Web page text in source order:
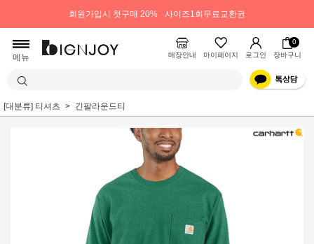
회원가입시 첫구매 20% 사이즈1회무료교환권
메뉴 매장안내 마이페이지 로그인
0
장바구니
[대분류] 티셔츠 긴팔라운드티